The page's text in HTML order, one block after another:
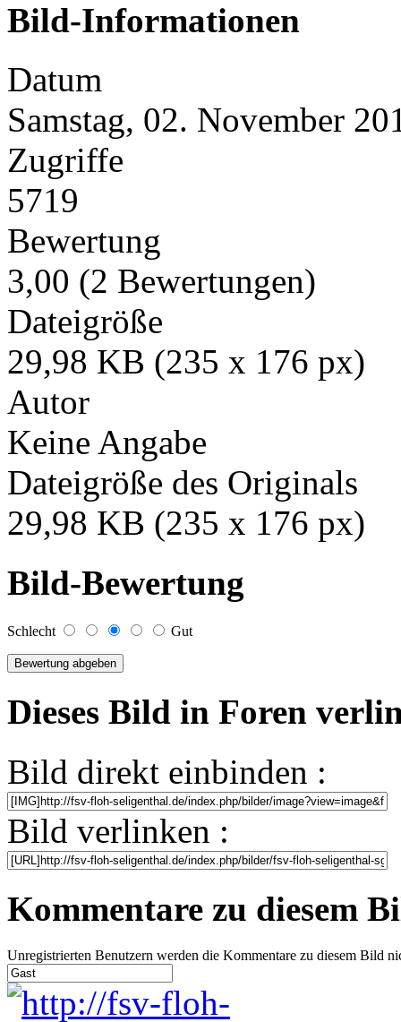
Bild-Informationen
Datum
Samstag, 02. November
Zugriffe
5719
Bewertung
3,00 (2 Bewertungen)
Dateigröße
29,98 KB (235 x 176 px)
Autor
Keine Angabe
Dateigröße des Originals
29,98 KB (235 x 176 px)
Bild-Bewertung
Schlecht Gut
Dieses Bild in Foren
Bild direkt einbinden :
Bild verlinken :
Kommentare zu diesem
Unregistrierten Benutzern werden die Kommentare zu diesem Bild